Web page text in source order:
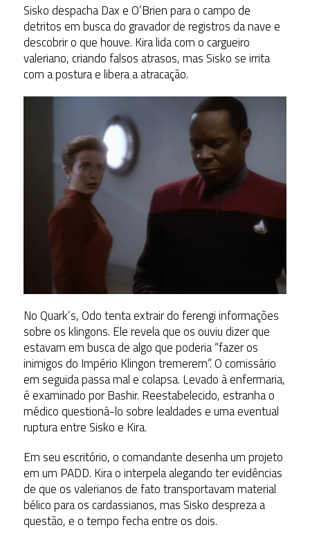
Sisko despacha Dax e O’Brien para o campo de
detritos em busca do gravador de registros da nave e
descobrir o que houve. Kira lida com o cargueiro
valeriano, criando falsos atrasos, mas Sisko se irrita
com a postura e libera a atracação.
No Quark’s, Odo tenta extrair do ferengi informações
sobre os klingons. Ele revela que os ouviu dizer que
estavam em busca de algo que poderia “fazer os
inimigos do Império Klingon tremerem”. O comissário
em seguida passa mal e colapsa. Levado à enfermaria,
é examinado por Bashir. Reestabelecido, estranha o
médico questioná-lo sobre lealdades e uma eventual
ruptura entre Sisko e Kira.
Em seu escritório, o comandante desenha um projeto
em um PADD. Kira o interpela alegando ter evidências
de que os valerianos de fato transportavam material
bélico para os cardassianos, mas Sisko despreza a
questão, e o tempo fecha entre os dois.